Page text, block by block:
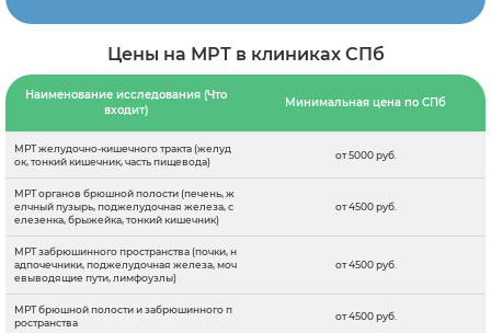
Цены на МРТ в клиниках СПб
Наименование исследования (Что
входит)
Минимальная цена по СПб
МРТ желудочно-кишечного тракта (желуд
ок, тонкий кишечник, часть пищевода)
от 5000 руб.
МРТ органов брюшной полости (печень, ж
елчный пузырь, поджелудочная железа, с
елезенка, брыжейка, тонкий кишечник)
от 4500 руб.
МРТ забрюшинного пространства (почки, н
адпочечники, поджелудочная железа, моч
евыводящие пути, лимфоузлы)
от 4500 руб.
МРТ брюшной полости и забрюшинного п
ространства
от 4500 руб.